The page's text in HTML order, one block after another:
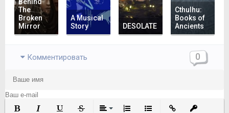
The
Broken
Mirror
A Musical
Story
DESOLATE
Cthulhu:
Books of
Ancients
Комментировать 0